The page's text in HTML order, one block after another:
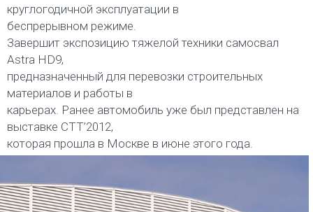
круглогодичной эксплуатации в
беспрерывном режиме.
Завершит экспозицию тяжелой техники самосвал
Astra HD9,
предназначенный для перевозки строительных
материалов и работы в
карьерах. Ранее автомобиль уже был представлен на
выставке СТТ’2012,
которая прошла в Москве в июне этого года.